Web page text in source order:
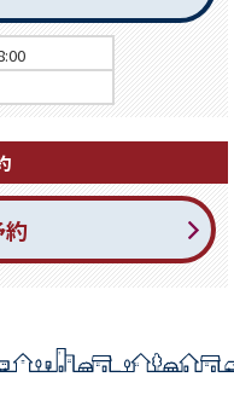
約